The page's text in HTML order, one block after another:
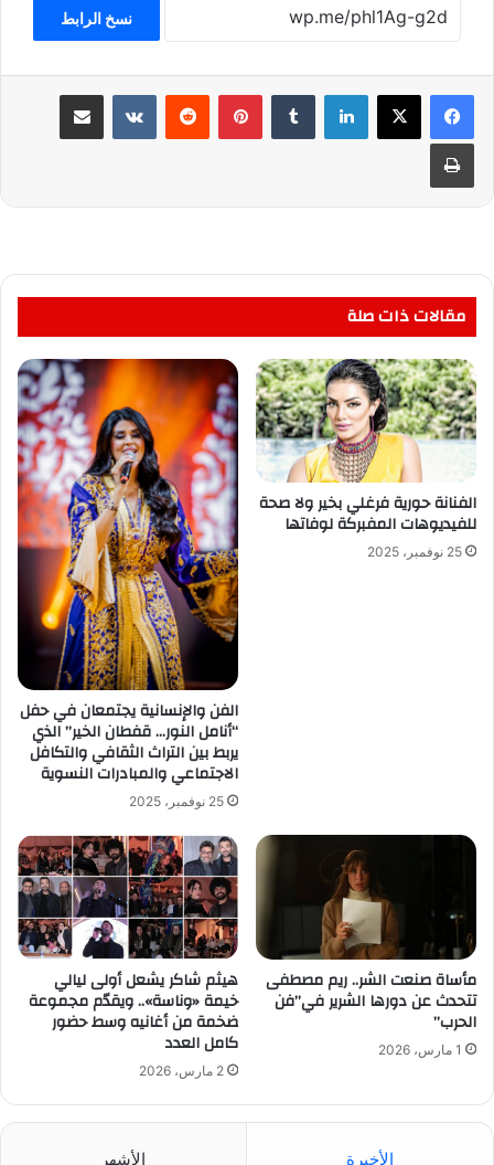
نسخ الرابط
لينكدإن بينتيريست مشاركة عبر البريد
طباعة
مقالات ذات صلة
الفنانة حورية فرغلي بخير ولا صحة
للفيديوهات المفبركة لوفاتها
25 نوفمبر، 2025
الفن والإنسانية يجتمعان في حفل
“أنامل النور… قفطان الخير” الذي
يربط بين التراث الثقافي والتكافل
الاجتماعي والمبادرات النسوية
25 نوفمبر، 2025
مأساة صنعت الشر.. ريم مصطفى
تتحدث عن دورها الشرير في”فن
الحرب”
1 مارس، 2026
هيثم شاكر يشعل أولى ليالي
خيمة «وناسة».. ويقدّم مجموعة
ضخمة من أغانيه وسط حضور
كامل العدد
2 مارس، 2026
الأخيرة الأشهر